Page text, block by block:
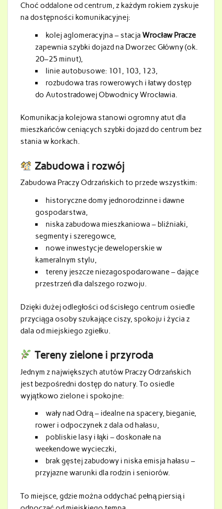
Choć oddalone od centrum, z każdym rokiem zyskuje
na dostępności komunikacyjnej:
kolej aglomeracyjna – stacjaWrocław Pracze
zapewnia szybki dojazd na Dworzec Główny (ok.
20–25 minut),
linie autobusowe: 101, 103, 123,
rozbudowa tras rowerowych i łatwy dostęp
do Autostradowej Obwodnicy Wrocławia.
Komunikacja kolejowa stanowi ogromny atut dla
mieszkańców ceniących szybki dojazd do centrum bez
stania w korkach.
Zabudowa i rozwój
Zabudowa Praczy Odrzańskich to przede wszystkim:
historyczne domy jednorodzinne i dawne
gospodarstwa,
niska zabudowa mieszkaniowa – bliźniaki,
segmenty i szeregowce,
nowe inwestycje deweloperskie w
kameralnym stylu,
tereny jeszcze niezagospodarowane – dające
przestrzeń dla dalszego rozwoju.
Dzięki dużej odległości od ścisłego centrum osiedle
przyciąga osoby szukające ciszy, spokoju i życia z
dala od miejskiego zgiełku.
Tereny zielone i przyroda
Jednym z największych atutów Praczy Odrzańskich
jest bezpośredni dostęp do natury. To osiedle
wyjątkowo zielone i spokojne:
wały nad Odrą – idealne na spacery, bieganie,
rower i odpoczynek z dala od hałasu,
pobliskie lasy i łąki – doskonałe na
weekendowe wycieczki,
brak gęstej zabudowy i niska emisja hałasu –
przyjazne warunki dla rodzin i seniorów.
To miejsce, gdzie można oddychać pełną piersią i